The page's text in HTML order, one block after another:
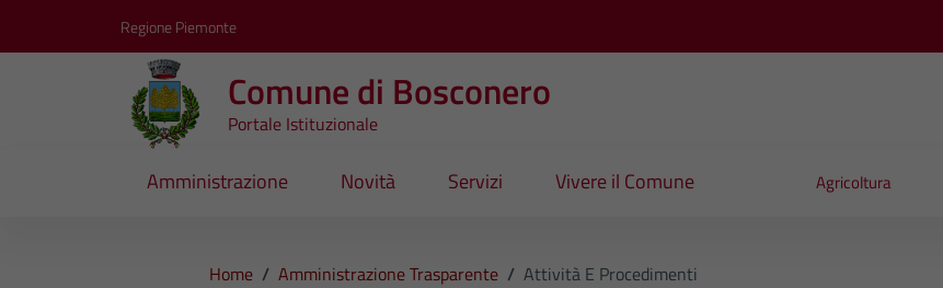
Regione Piemonte
Comune di Bosconero
Portale Istituzionale
Amministrazione Novità Servizi Vivere il Comune Agricoltura
Home / Amministrazione Trasparente / Attività E Procedimenti